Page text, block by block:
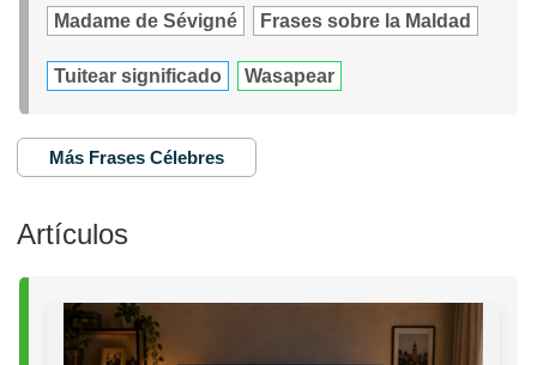
Madame de Sévigné Frases sobre la Maldad
Tuitear significado Wasapear
Más Frases Célebres
Artículos